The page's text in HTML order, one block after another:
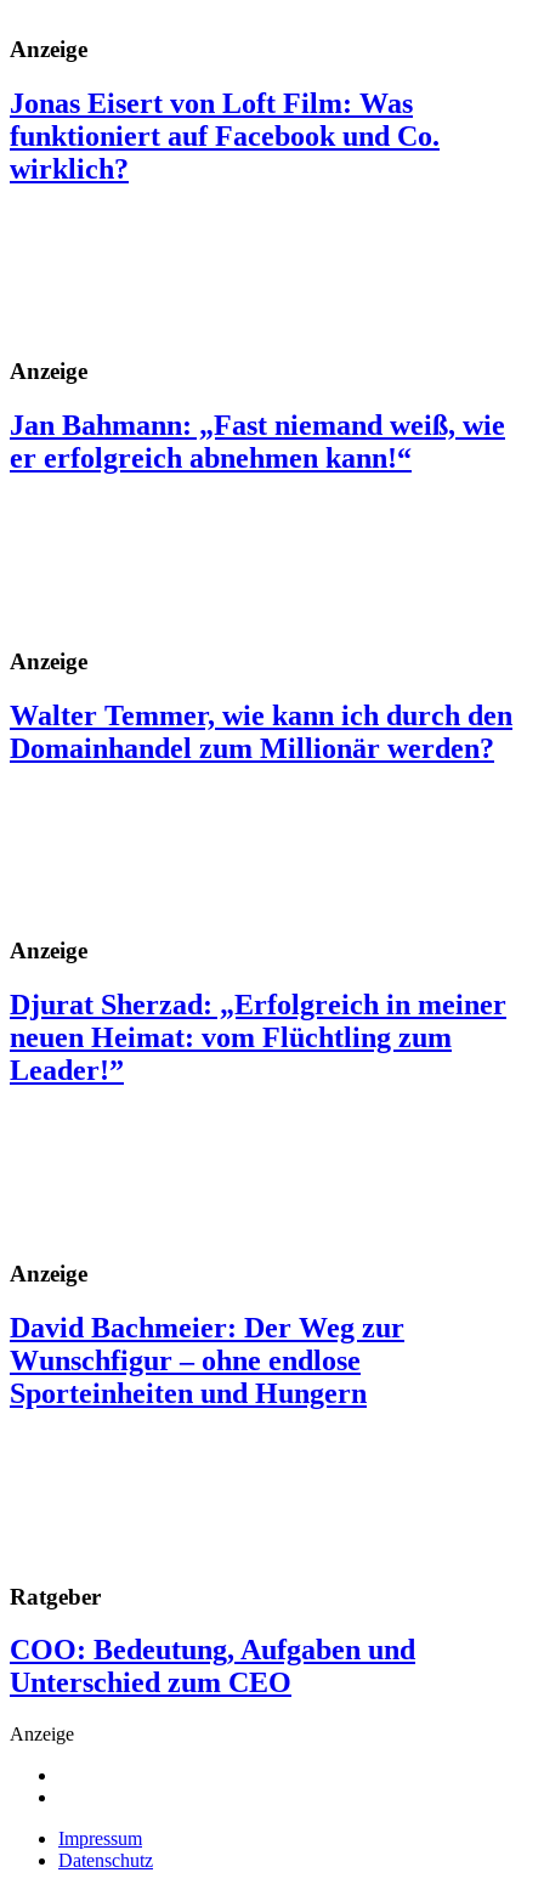
Anzeige
Jonas Eisert von Loft Film: Was
funktioniert auf Facebook und Co.
wirklich?
Anzeige
Jan Bahmann: „Fast niemand weiß, wie
er erfolgreich abnehmen kann!“
Anzeige
Walter Temmer, wie kann ich durch den
Domainhandel zum Millionär werden?
Anzeige
Djurat Sherzad: „Erfolgreich in meiner
neuen Heimat: vom Flüchtling zum
Leader!”
Anzeige
David Bachmeier: Der Weg zur
Wunschfigur – ohne endlose
Sporteinheiten und Hungern
Ratgeber
COO: Bedeutung, Aufgaben und
Unterschied zum CEO
Anzeige
Impressum
Datenschutz